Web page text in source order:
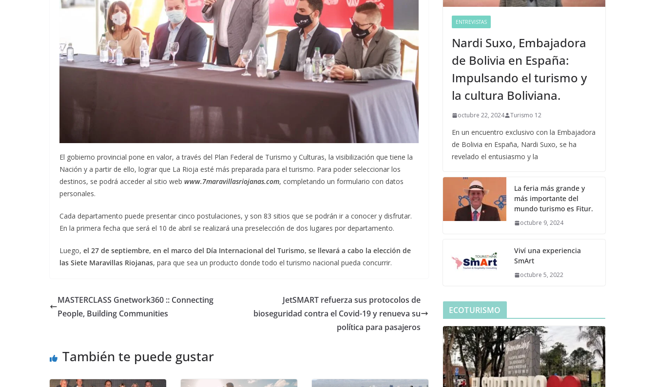
El gobierno provincial pone en valor, a través del Plan Federal de Turismo y Culturas, la visibilización que tiene la
Nación y a partir de ello, lograr que La Rioja esté más preparada para el turismo. Para poder seleccionar los
destinos, se podrá acceder al sitio web www.7maravillasriojanas.com, completando un formulario con datos
personales.
Cada departamento puede presentar cinco postulaciones, y son 83 sitios que se podrán ir a conocer y disfrutar.
En la primera fecha que será el 10 de abril se realizará una preselección de dos lugares por departamento.
Luego, el 27 de septiembre, en el marco del Día Internacional del Turismo, se llevará a cabo la elección de
las Siete Maravillas Riojanas, para que sea un producto donde todo el turismo nacional pueda concurrir.
MASTERCLASS Gnetwork360 :: Connecting
People, Building Communities
JetSMART refuerza sus protocolos de
bioseguridad contra el Covid-19 y renueva su
política para pasajeros
También te puede gustar
ENTREVISTAS
Nardi Suxo, Embajadora
de Bolivia en España:
Impulsando el turismo y
la cultura Boliviana.
octubre 22, 2024 Turismo 12
En un encuentro exclusivo con la Embajadora
de Bolivia en España, Nardi Suxo, se ha
revelado el entusiasmo y la
La feria más grande y
más importante del
mundo turismo es Fitur.
octubre 9, 2024
Viví una experiencia
SmArt
octubre 5, 2022
ECOTURISMO